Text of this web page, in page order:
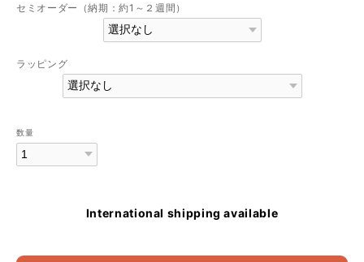
セミオーダー（納期：約1～２週間）
ラッピング
数量
International shipping available